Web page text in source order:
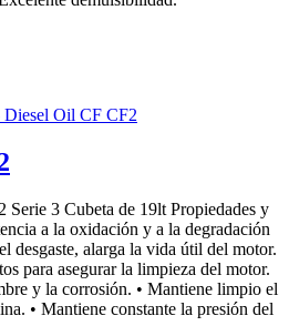
3 Cubeta de 19lt Propiedades y
a la oxidación y a la degradación
desgaste, alarga la vida útil del motor.
para asegurar la limpieza del motor.
y la corrosión. • Mantiene limpio el
• Mantiene constante la presión del